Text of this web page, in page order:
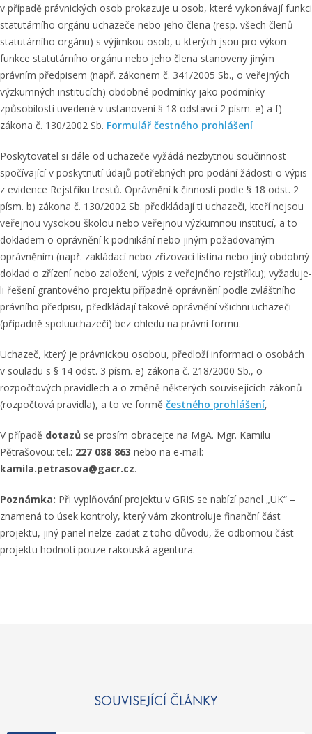
v případě právnických osob prokazuje u osob, které vykonávají funkci
statutárního orgánu uchazeče nebo jeho člena (resp. všech členů
statutárního orgánu) s výjimkou osob, u kterých jsou pro výkon
funkce statutárního orgánu nebo jeho člena stanoveny jiným
právním předpisem (např. zákonem č. 341/2005 Sb., o veřejných
výzkumných institucích) obdobné podmínky jako podmínky
způsobilosti uvedené v ustanovení § 18 odstavci 2 písm. e) a f)
zákona č. 130/2002 Sb. Formulář čestného prohlášení
Poskytovatel si dále od uchazeče vyžádá nezbytnou součinnost
spočívající v poskytnutí údajů potřebných pro podání žádosti o výpis
z evidence Rejstříku trestů. Oprávnění k činnosti podle § 18 odst. 2
písm. b) zákona č. 130/2002 Sb. předkládají ti uchazeči, kteří nejsou
veřejnou vysokou školou nebo veřejnou výzkumnou institucí, a to
dokladem o oprávnění k podnikání nebo jiným požadovaným
oprávněním (např. zakládací nebo zřizovací listina nebo jiný obdobný
doklad o zřízení nebo založení, výpis z veřejného rejstříku); vyžaduje-
li řešení grantového projektu případně oprávnění podle zvláštního
právního předpisu, předkládají takové oprávnění všichni uchazeči
(případně spoluuchazeči) bez ohledu na právní formu.
Uchazeč, který je právnickou osobou, předloží informaci o osobách
v souladu s § 14 odst. 3 písm. e) zákona č. 218/2000 Sb., o
rozpočtových pravidlech a o změně některých souvisejících zákonů
(rozpočtová pravidla), a to ve formě čestného prohlášení,
V případě dotazů se prosím obracejte na MgA. Mgr. Kamilu
Pětrašovou: tel.: 227 088 863 nebo na e-mail:
kamila.petrasova@gacr.cz.
Poznámka: Při vyplňování projektu v GRIS se nabízí panel „UK“ –
znamená to úsek kontroly, který vám zkontroluje finanční část
projektu, jiný panel nelze zadat z toho důvodu, že odbornou část
projektu hodnotí pouze rakouská agentura.
SOUVISEJÍCÍ ČLÁNKY